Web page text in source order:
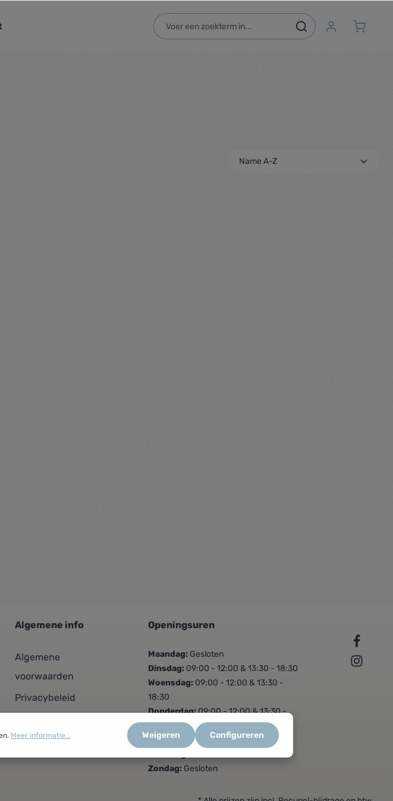
Algemene info
Algemene
voorwaarden
Privacybeleid
Openingsuren
Maandag: Gesloten
Dinsdag: 09:00 - 12:00 & 13:30 - 18:30
Woensdag: 09:00 - 12:00 & 13:30 -
18:30
Donderdag:09:00 - 12:00 & 13:30 -
18:30
Vrijdag: 09:00 - 12:00 & 13:30 - 18:30
Zondag: Gesloten
Meer informatie... Weigeren Configureren